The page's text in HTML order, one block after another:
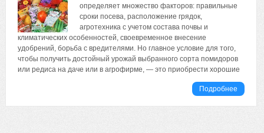
определяет множество факторов: правильные
сроки посева, расположение грядок,
агротехника с учетом состава почвы и
климатических особенностей, своевременное внесение
удобрений, борьба с вредителями. Но главное условие для того,
чтобы получить достойный урожай выбранного сорта помидоров
или редиса на даче или в агрофирме, — это приобрести хорошие
Подробнее